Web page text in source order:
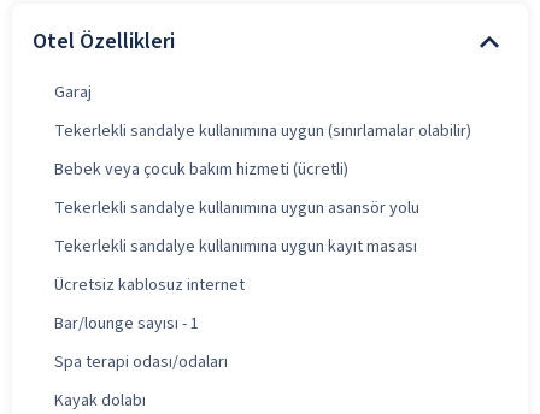
Otel Özellikleri
Garaj
Tekerlekli sandalye kullanımına uygun (sınırlamalar olabilir)
Bebek veya çocuk bakım hizmeti (ücretli)
Tekerlekli sandalye kullanımına uygun asansör yolu
Tekerlekli sandalye kullanımına uygun kayıt masası
Ücretsiz kablosuz internet
Bar/lounge sayısı - 1
Spa terapi odası/odaları
Kayak dolabı